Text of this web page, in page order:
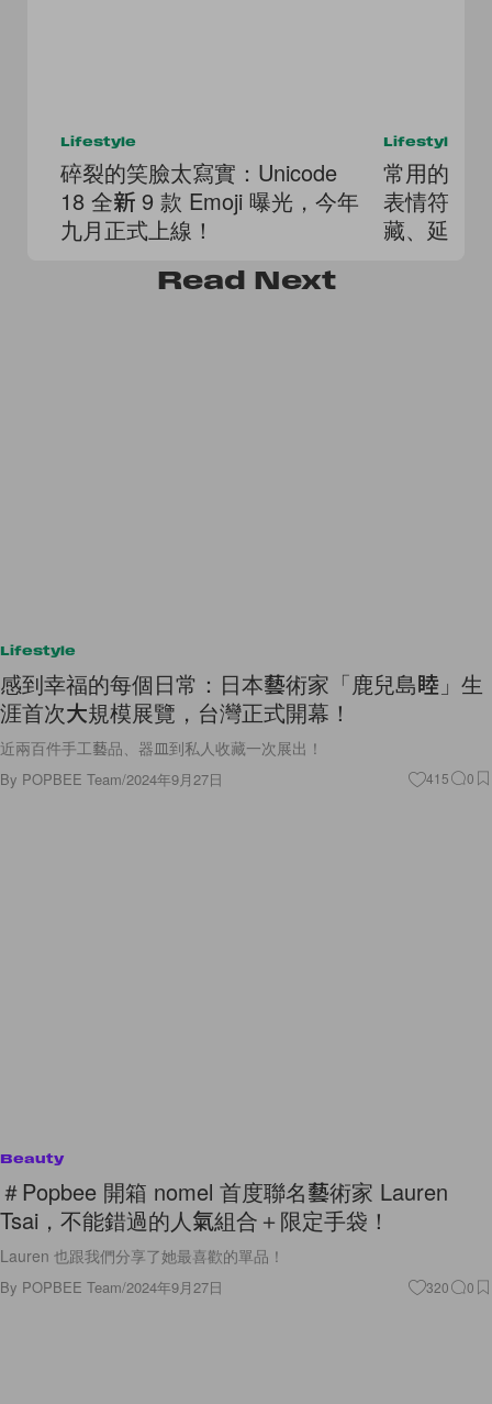
Lifestyle
碎裂的笑臉太寫實：Unicode
18 全新 9 款 Emoji 曝光，今年
九月正式上線！
Lifestyle
常用的永
表情符號
藏、延伸
Read Next
Lifestyle
感到幸福的每個日常：日本藝術家「鹿兒島睦」生
涯首次大規模展覽，台灣正式開幕！
近兩百件手工藝品、器皿到私人收藏一次展出！
By POPBEE Team/2024年9月27日 415 0
Beauty
＃Popbee 開箱 nomel 首度聯名藝術家 Lauren
Tsai，不能錯過的人氣組合＋限定手袋！
Lauren 也跟我們分享了她最喜歡的單品！
By POPBEE Team/2024年9月27日 320 0